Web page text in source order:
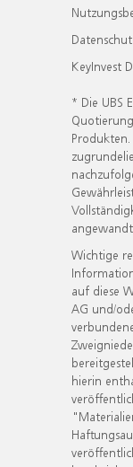
KeyInvest
* Die UBS
Wichtige
auf diese
AG und/
hierin